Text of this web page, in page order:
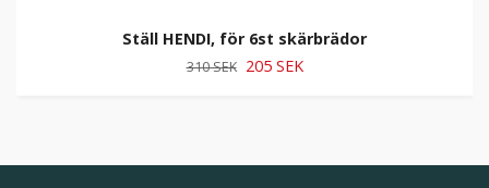
Ställ HENDI, för 6st skärbrädor
310 SEK 205 SEK